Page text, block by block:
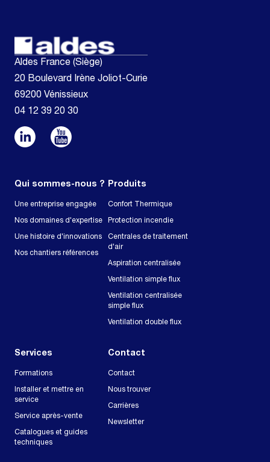
Aldes France (Siège)
20 Boulevard Irène Joliot-Curie
69200 Vénissieux
04 12 39 20 30
Qui sommes-nous ?
Une entreprise engagée
Nos domaines d'expertise
Une histoire d'innovations
Nos chantiers références
Produits
Confort Thermique
Protection incendie
Centrales de traitement
d'air
Aspiration centralisée
Ventilation simple flux
Ventilation centralisée
simple flux
Ventilation double flux
Services
Formations
Installer et mettre en
service
Service après-vente
Catalogues et guides
techniques
Contact
Contact
Nous trouver
Carrières
Newsletter